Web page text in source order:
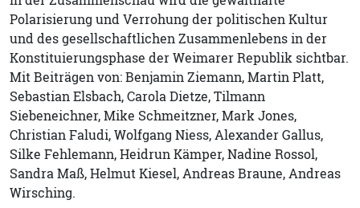
Polarisierung und Verrohung der politischen Kultur
und des gesellschaftlichen Zusammenlebens in der
Konstituierungsphase der Weimarer Republik sichtbar.
Mit Beiträgen von: Benjamin Ziemann, Martin Platt,
Sebastian Elsbach, Carola Dietze, Tilmann
Siebeneichner, Mike Schmeitzner, Mark Jones,
Christian Faludi, Wolfgang Niess, Alexander Gallus,
Silke Fehlemann, Heidrun Kämper, Nadine Rossol,
Sandra Maß, Helmut Kiesel, Andreas Braune, Andreas
Wirsching.